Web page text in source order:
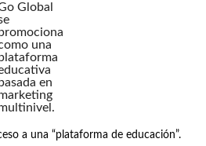
Global
una
basada en
a una “plataforma de educación”.